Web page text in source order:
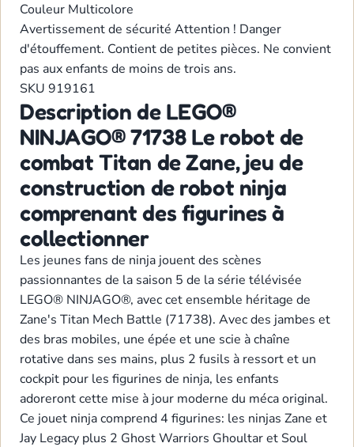
Couleur Multicolore
Avertissement de sécurité Attention ! Danger
d'étouffement. Contient de petites pièces. Ne convient
pas aux enfants de moins de trois ans.
SKU 919161
Description de LEGO®
NINJAGO® 71738 Le robot de
combat Titan de Zane, jeu de
construction de robot ninja
comprenant des figurines à
collectionner
Les jeunes fans de ninja jouent des scènes
passionnantes de la saison 5 de la série télévisée
LEGO® NINJAGO®, avec cet ensemble héritage de
Zane's Titan Mech Battle (71738). Avec des jambes et
des bras mobiles, une épée et une scie à chaîne
rotative dans ses mains, plus 2 fusils à ressort et un
cockpit pour les figurines de ninja, les enfants
adoreront cette mise à jour moderne du méca original.
Ce jouet ninja comprend 4 figurines: les ninjas Zane et
Jay Legacy plus 2 Ghost Warriors Ghoultar et Soul